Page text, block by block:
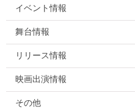
イベント情報
舞台情報
リリース情報
映画出演情報
その他